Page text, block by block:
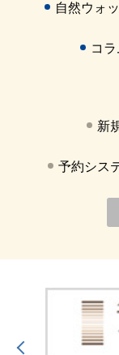
自然ウォ
コラ
新
予約シス